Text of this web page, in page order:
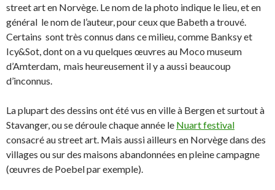
street art en Norvège. Le nom de la photo indique le lieu, et en
général le nom de l’auteur, pour ceux que Babeth a trouvé.
Certains sont très connus dans ce milieu, comme Banksy et
Icy&Sot, dont on a vu quelques œuvres au Moco museum
d’Amterdam, mais heureusement il y a aussi beaucoup
d’inconnus.
La plupart des dessins ont été vus en ville à Bergen et surtout à
Stavanger, ou se déroule chaque année le Nuart festival
consacré au street art. Mais aussi ailleurs en Norvège dans des
villages ou sur des maisons abandonnées en pleine campagne
(œuvres de Poebel par exemple).